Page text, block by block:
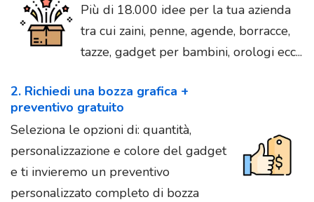
Più di 18.000 idee per la tua azienda
tra cui zaini, penne, agende, borracce,
tazze, gadget per bambini, orologi ecc...
2. Richiedi una bozza grafica +
preventivo gratuito
Seleziona le opzioni di: quantità,
personalizzazione e colore del gadget
e ti invieremo un preventivo
personalizzato completo di bozza